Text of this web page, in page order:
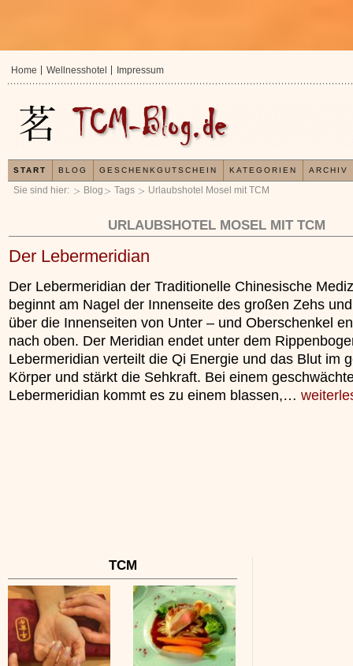
Sie sind hier: Blog Tags Urlaubshotel Mosel mit TCM
URLAUBSHOTEL MOSEL MIT TCM
Der Lebermeridian
Der Lebermeridian der Traditionelle Chinesische
beginnt am Nagel der Innenseite des großen Zehs
über die Innenseiten von Unter – und Oberschenkel
nach oben. Der Meridian endet unter dem
Lebermeridian verteilt die Qi Energie und das Blut im
Körper und stärkt die Sehkraft. Bei einem
Lebermeridian kommt es zu einem blassen,…
TCM
In der TCM sind
Organismus
unterliegt.
»»»
Home Wellnesshotel Impressum
START BLOG GESCHENKGUTSCHEIN KATEGORIEN ARCHIV